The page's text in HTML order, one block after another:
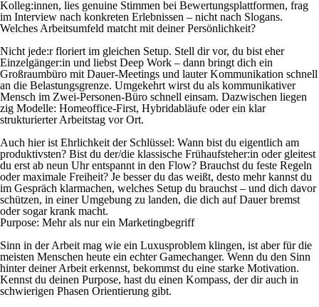
Kolleg:innen, lies genuine Stimmen bei Bewertungsplattformen, frag
im Interview nach konkreten Erlebnissen – nicht nach Slogans.
Welches Arbeitsumfeld matcht mit deiner Persönlichkeit?
Nicht jede:r floriert im gleichen Setup. Stell dir vor, du bist eher
Einzelgänger:in und liebst Deep Work – dann bringt dich ein
Großraumbüro mit Dauer-Meetings und lauter Kommunikation schnell
an die Belastungsgrenze. Umgekehrt wirst du als kommunikativer
Mensch im Zwei-Personen-Büro schnell einsam. Dazwischen liegen
zig Modelle: Homeoffice-First, Hybridabläufe oder ein klar
strukturierter Arbeitstag vor Ort.
Auch hier ist Ehrlichkeit der Schlüssel: Wann bist du eigentlich am
produktivsten? Bist du der/die klassische Frühaufsteher:in oder gleitest
du erst ab neun Uhr entspannt in den Flow? Brauchst du feste Regeln
oder maximale Freiheit? Je besser du das weißt, desto mehr kannst du
im Gespräch klarmachen, welches Setup du brauchst – und dich davor
schützen, in einer Umgebung zu landen, die dich auf Dauer bremst
oder sogar krank macht.
Purpose: Mehr als nur ein Marketingbegriff
Sinn in der Arbeit mag wie ein Luxusproblem klingen, ist aber für die
meisten Menschen heute ein echter Gamechanger. Wenn du den Sinn
hinter deiner Arbeit erkennst, bekommst du eine starke Motivation.
Kennst du deinen Purpose, hast du einen Kompass, der dir auch in
schwierigen Phasen Orientierung gibt.